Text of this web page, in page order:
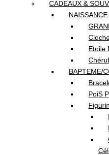
CADEAUX &
NAISSANCE
Etoile
BAPTEME/
PoiS